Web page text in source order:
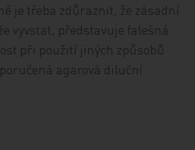
je třeba zdůraznit, že zásadní
vyvstat, představuje falešná
při použití jiných způsobů
agarová diluční